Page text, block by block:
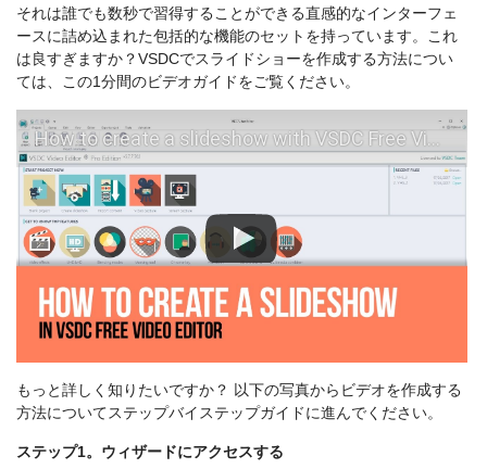
それは誰でも数秒で習得することができる直感的なインターフェ
ースに詰め込まれた包括的な機能のセットを持っています。これ
は良すぎますか？VSDCでスライドショーを作成する方法につい
ては、この1分間のビデオガイドをご覧ください。
How to create a slideshow with VSDC Free Video Editor (Basics)
もっと詳しく知りたいですか？ 以下の写真からビデオを作成する
方法についてステップバイステップガイドに進んでください。
ステップ1。ウィザードにアクセスする